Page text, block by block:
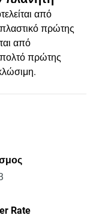
από
πρώτης
από
πρώτης
Rate